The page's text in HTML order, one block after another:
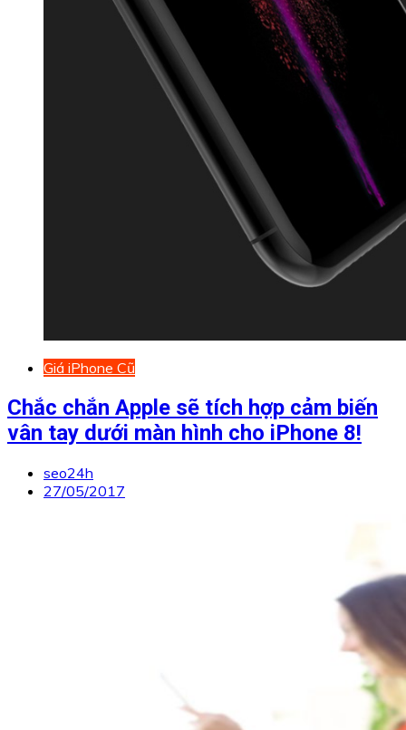
Giá iPhone Cũ
Chắc chắn Apple sẽ tích hợp cảm biến
vân tay dưới màn hình cho iPhone 8!
seo24h
27/05/2017